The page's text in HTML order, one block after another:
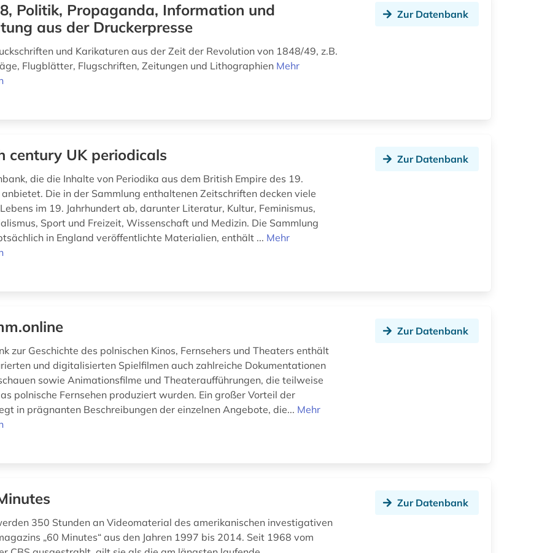
Politik, Propaganda, Information und
aus der Druckerpresse
und Karikaturen aus der Zeit der Revolution von 1848/49, z.B.
Flugblätter, Flugschriften, Zeitungen und Lithographien Mehr
Zur Datenbank
century UK periodicals
die die Inhalte von Periodika aus dem British Empire des 19.
anbietet. Die in der Sammlung enthaltenen Zeitschriften decken viele
im 19. Jahrhundert ab, darunter Literatur, Kultur, Feminismus,
Sport und Freizeit, Wissenschaft und Medizin. Die Sammlung
in England veröffentlichte Materialien, enthält ... Mehr
Zur Datenbank
zur Geschichte des polnischen Kinos, Fernsehers und Theaters enthält
und digitalisierten Spielfilmen auch zahlreiche Dokumentationen
sowie Animationsfilme und Theateraufführungen, die teilweise
polnische Fernsehen produziert wurden. Ein großer Vorteil der
in prägnanten Beschreibungen der einzelnen Angebote, die... Mehr
Zur Datenbank
350 Stunden an Videomaterial des amerikanischen investigativen
„60 Minutes“ aus den Jahren 1997 bis 2014. Seit 1968 vom
Zur Datenbank